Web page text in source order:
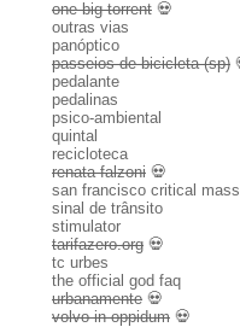
one big torrent 💀
outras vias
panóptico
passeios de bicicleta (sp)
pedalante
pedalinas
psico-ambiental
quintal
recicloteca
renata falzoni 💀
san francisco critical mass
sinal de trânsito
stimulator
tarifazero.org 💀
tc urbes
the official god faq
urbanamente 💀
volvo in oppidum 💀